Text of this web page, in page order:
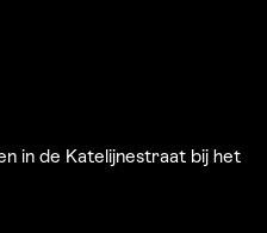
in de Katelijnestraat bij het